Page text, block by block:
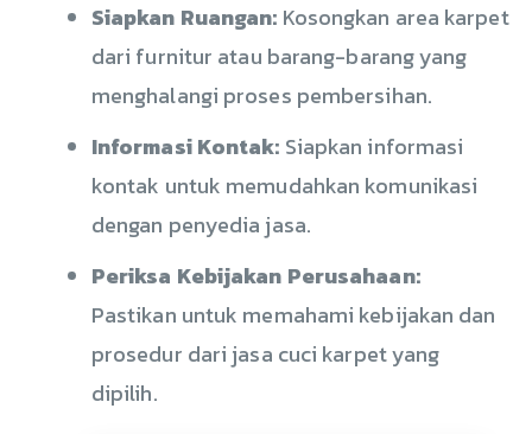
Siapkan Ruangan: Kosongkan area karpet
dari furnitur atau barang-barang yang
menghalangi proses pembersihan.
Informasi Kontak: Siapkan informasi
kontak untuk memudahkan komunikasi
dengan penyedia jasa.
Periksa Kebijakan Perusahaan:
Pastikan untuk memahami kebijakan dan
prosedur dari jasa cuci karpet yang
dipilih.